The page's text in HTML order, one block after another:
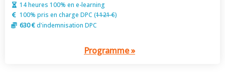
14 heures 100% en e-learning
100% pris en charge DPC (1121 €)
630 €d'indemnisation DPC
Programme »